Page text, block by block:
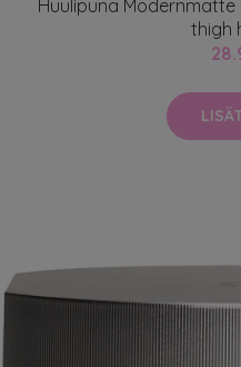
Huulipuna
thigh